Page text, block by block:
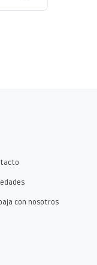
con nosotros